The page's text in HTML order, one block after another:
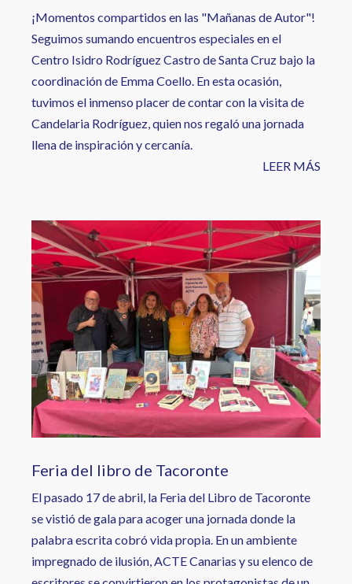
¡Momentos compartidos en las "Mañanas de Autor"!
Seguimos sumando encuentros especiales en el
Centro Isidro Rodríguez Castro de Santa Cruz bajo la
coordinación de Emma Coello. En esta ocasión,
tuvimos el inmenso placer de contar con la visita de
Candelaria Rodríguez, quien nos regaló una jornada
llena de inspiración y cercanía.
LEER MÁS
Image
Feria del libro de Tacoronte
El pasado 17 de abril, la Feria del Libro de Tacoronte
se vistió de gala para acoger una jornada donde la
palabra escrita cobró vida propia. En un ambiente
impregnado de ilusión, ACTE Canarias y su elenco de